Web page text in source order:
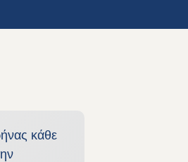
κάθε